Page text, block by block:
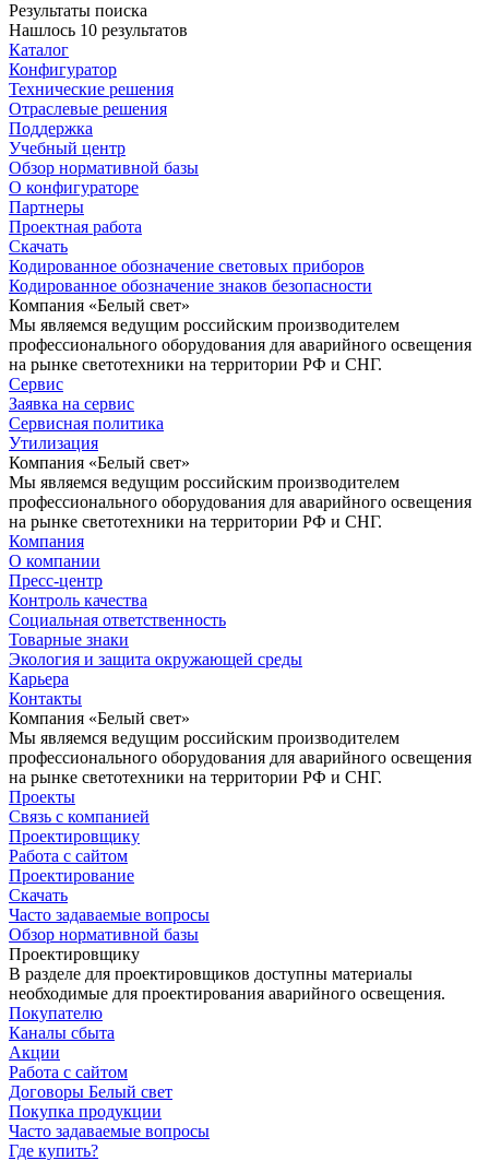
Результаты поиска
Нашлось 10 результатов
Каталог
Конфигуратор
Технические решения
Отраслевые решения
Поддержка
Учебный центр
Обзор нормативной базы
О конфигураторе
Партнеры
Проектная работа
Скачать
Кодированное обозначение световых приборов
Кодированное обозначение знаков безопасности
Компания «Белый свет»
Мы являемся ведущим российским производителем
профессионального оборудования для аварийного освещения
на рынке светотехники на территории РФ и СНГ.
Сервис
Заявка на сервис
Сервисная политика
Утилизация
Компания «Белый свет»
Мы являемся ведущим российским производителем
профессионального оборудования для аварийного освещения
на рынке светотехники на территории РФ и СНГ.
Компания
О компании
Пресс-центр
Контроль качества
Социальная ответственность
Товарные знаки
Экология и защита окружающей среды
Карьера
Контакты
Компания «Белый свет»
Мы являемся ведущим российским производителем
профессионального оборудования для аварийного освещения
на рынке светотехники на территории РФ и СНГ.
Проекты
Связь с компанией
Проектировщику
Работа с сайтом
Проектирование
Скачать
Часто задаваемые вопросы
Обзор нормативной базы
Проектировщику
В разделе для проектировщиков доступны материалы
необходимые для проектирования аварийного освещения.
Покупателю
Каналы сбыта
Акции
Работа с сайтом
Договоры Белый свет
Покупка продукции
Часто задаваемые вопросы
Где купить?